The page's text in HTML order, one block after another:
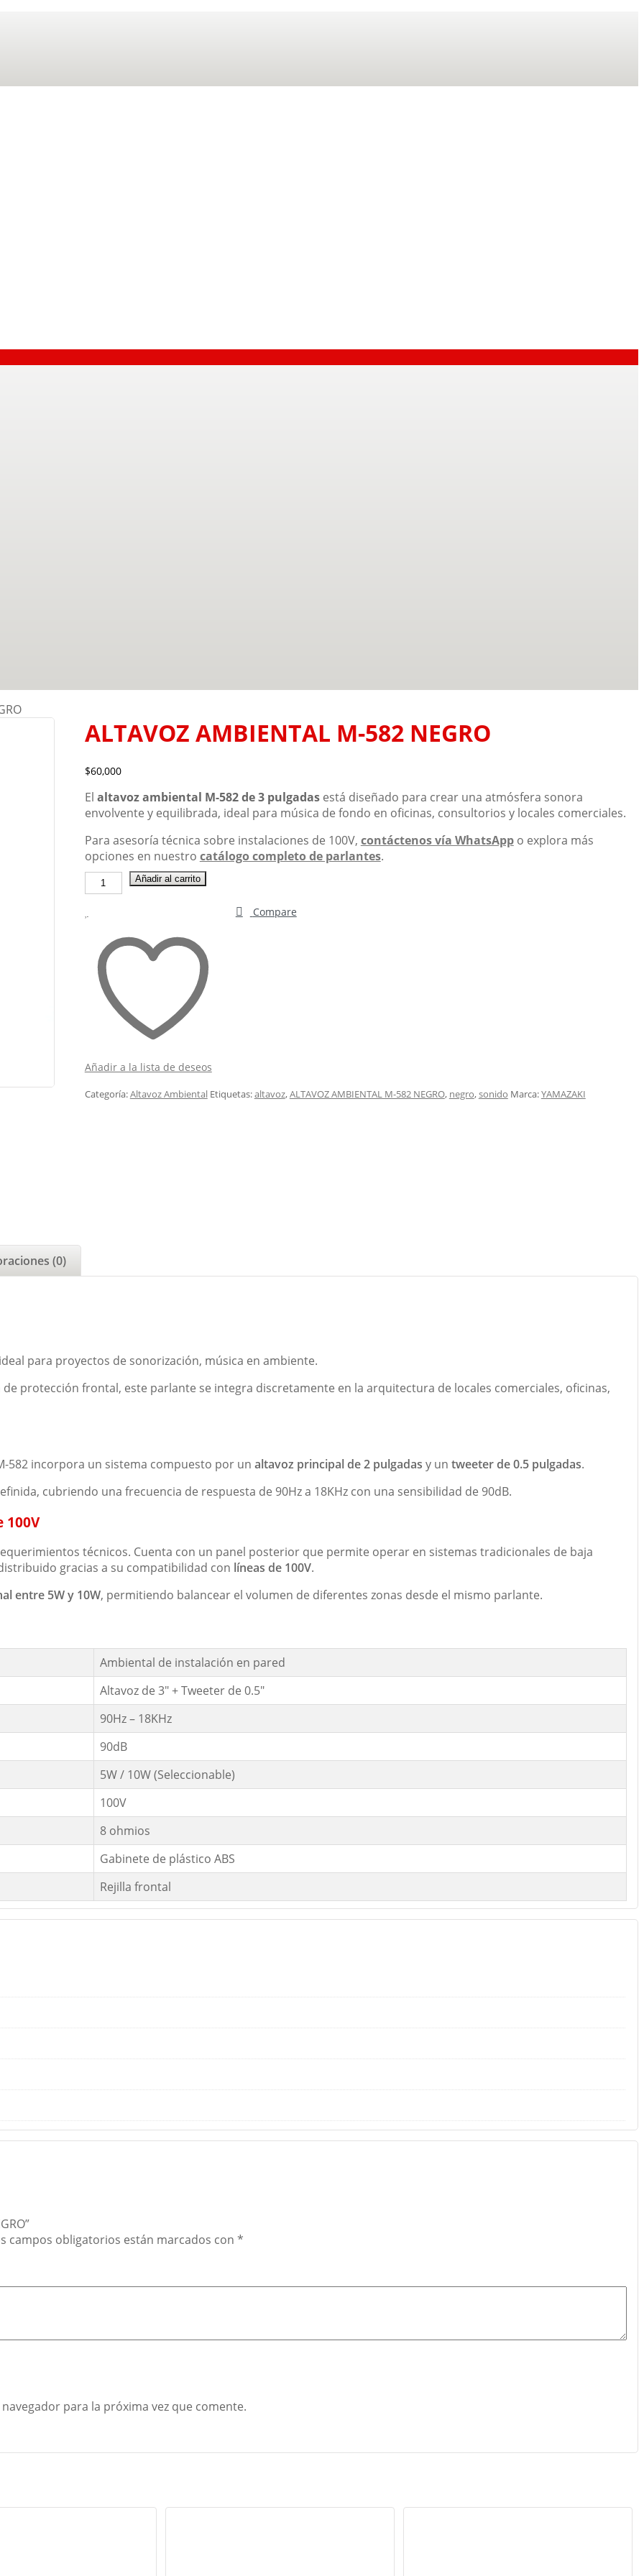
ALTAVOZ AMBIENTAL M-582 NEGRO
$60,000
El altavoz ambiental M-582 de 3 pulgadasestá diseñado para crear una atmósfera sonora
envolvente y equilibrada, ideal para música de fondo en oficinas, consultorios y locales comerciales.
Para asesoría técnica sobre instalaciones de 100V, contáctenos vía WhatsAppo explora más
opciones en nuestro catálogo completo de parlantes.
ALTAVOZ
AMBIENTAL
NEGRO
cantidad
Añadir al carrito
Añadir a la lista de deseos
Compare
Categoría:Altavoz Ambiental Etiquetas:altavoz,ALTAVOZ AMBIENTAL M-582 NEGRO, negro,sonido Marca:YAMAZAKI
(0)
para proyectos de sonorización, música en ambiente.
de protección frontal, este parlante se integra discretamente en la arquitectura de locales comerciales, oficinas,
582 incorpora un sistema compuesto por un altavoz principal de 2 pulgadas y un tweeter de 0.5 pulgadas.
cubriendo una frecuencia de respuesta de 90Hz a 18KHz con una sensibilidad de 90dB.
100V
técnicos. Cuenta con un panel posterior que permite operar en sistemas tradicionales de baja
gracias a su compatibilidad con líneas de 100V.
entre 5W y 10W, permitiendo balancear el volumen de diferentes zonas desde el mismo parlante.
Ambiental de instalación en pared
Altavoz de 3″ + Tweeter de 0.5″
90Hz – 18KHz
90dB
5W / 10W (Seleccionable)
100V
8 ohmios
Gabinete de plástico ABS
Rejilla frontal
campos obligatorios están marcados con *
para la próxima vez que comente.